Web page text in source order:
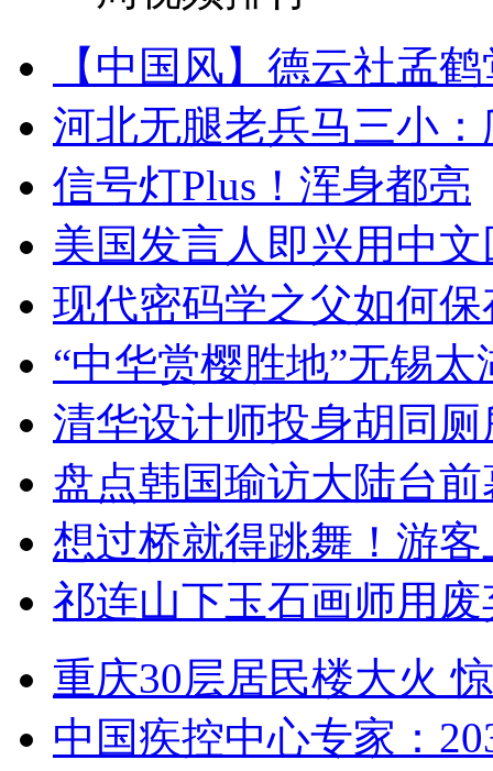
【中国风】德云社孟
河北无腿老兵马三小
信号灯Plus！浑身都亮
美国发言人即兴用中
现代密码学之父如何
“中华赏樱胜地”无锡
清华设计师投身胡同
盘点韩国瑜访大陆台
想过桥就得跳舞！游客
祁连山下玉石画师用
重庆30层居民楼大火
中国疾控中心专家：